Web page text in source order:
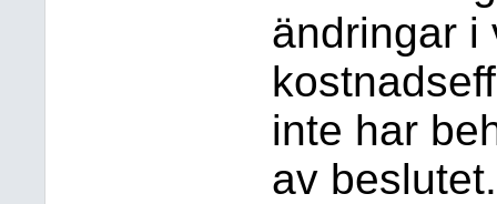
ändringar i
inte har
av beslutet.